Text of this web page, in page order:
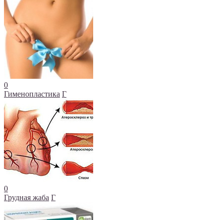
0
Гименопластика Г
0
Грудная жаба Г